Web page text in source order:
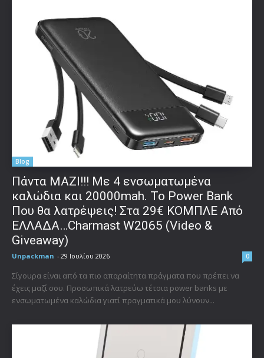
Blog
Πάντα ΜΑΖΙ!!! Με 4 ενσωματωμένα
καλώδια και 20000mah. Το Power Bank
Που θα λατρέψεις! Στα 29€ ΚΟΜΠΛΕ Από
ΕΛΛΑΔΑ…Charmast W2065 (Video &
Giveaway)
Unpackman - 29 Ιουλίου 2026 0
Σίγουρα είναι από τα πιο απαραίτητα πράγματα που πρέπει να
έχεις μαζί σου. Προσωπικά λατρεύω τέτοια power banks με
ενσωματωμένα καλώδια γιατί πραγματικά μου λύνουν...